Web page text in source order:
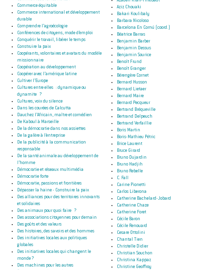
Commerce équitable
Commerce international et développement
durable
Comprendre l’agroécologie
Conférences de citoyens, mode d’emploi
Conquérir le travail, libérer le temps
Construire la paix
Coopérants, volontaires et avatars du modèle
missionnaire
Coopération au développement
Coopérer avec l’amérique latine
Cultiver l’Europe
Cultures entre elles : dynamique ou
dynamite ?
Cultures, voix du silence
Dans les courées de Calcutta
Dauchez l’Africain, maître et comédien
De Kaboul à Marseille
De la démocratie dans nos assiettes
De la galère à l’entreprise
De la publicité à la communication
responsable
De la santé animale au développement de
l’homme
Démocratie et réseaux multimédia
Démocratie forte
Démocratie, passions et frontières
Dépasser la haine - Construire la paix
Des alliances pour des territoires innovants
et solidaires
Des animaux pour quoi faire ?
Des associations citoyennes pour demain
Des goûts et des valeurs
Des histoires, des savoirs et des hommes
Des initiatives locales aux politiques
globales
Des initiatives locales qui changent le
monde ?
Des machines pour les autres
Aziz Chouaki
Bakari Koulibaly
Barbara Nicoloso
Barcelona En Comú (coord.)
Béatrice Barras
Benjamin Barber
Benjamin Dessus
Benjamin Sourice
Benoît Frund
Benoît Granger
Bérengère Cornet
Bernard Husson
Bernard Lietaer
Bernard Maire
Bernard Pecqueur
Bertrand Bréqueville
Bertrand Delpeuch
Bertrand Verfaillie
Boris Martin
Boris-Mathieu Pétric
Brice Laurent
Bruce Girard
Bruno Dujardin
Bruno Hadjih
Bruno Rebelle
C. Fall
Carine Pionetti
Carlos Liberona
Catherine Bachelard-Jobard
Catherine Chaze
Catherine Foret
Cécile Baron
Cécile Renouard
Cesare Ottolini
Chantal Tien
Christelle Didier
Christian Souchon
Christina Kappaz
Christine Geoffroy